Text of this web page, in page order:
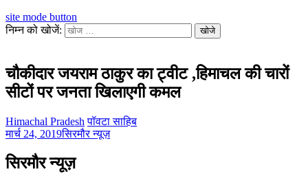
site mode button
निम्न को खोजें:
चौकीदार जयराम ठाकुर का ट्वीट ,हिमाचल की चारों
सीटों पर जनता खिलाएगी कमल
Himachal Pradesh पॉवटा साहिब
मार्च 24, 2019सिरमौर न्यूज़
सिरमौर न्यूज़